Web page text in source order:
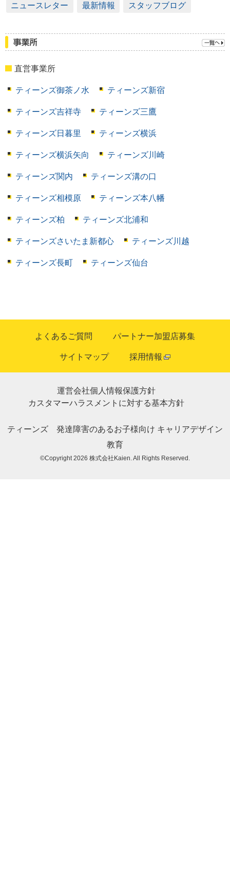
ニュースレター 最新情報 スタッフブログ
直営事業所
ティーンズ御茶ノ水 ティーンズ新宿
ティーンズ吉祥寺 ティーンズ三鷹
ティーンズ日暮里 ティーンズ横浜
ティーンズ横浜矢向 ティーンズ川崎
ティーンズ関内 ティーンズ溝の口
ティーンズ相模原 ティーンズ本八幡
ティーンズ柏 ティーンズ北浦和
ティーンズさいたま新都心 ティーンズ川越
ティーンズ長町 ティーンズ仙台
よくあるご質問 パートナー加盟店募集
サイトマップ 採用情報
運営会社個人情報保護方針
カスタマーハラスメントに対する基本方針
ティーンズ 発達障害のあるお子様向け キャリアデザイン
教育
©Copyright 2026 株式会社Kaien . All Rights Reserved.